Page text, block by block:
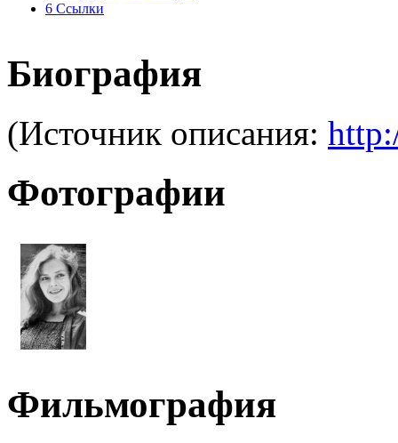
6 Ссылки
Биография
(Источник описания:
Фотографии
Фильмография